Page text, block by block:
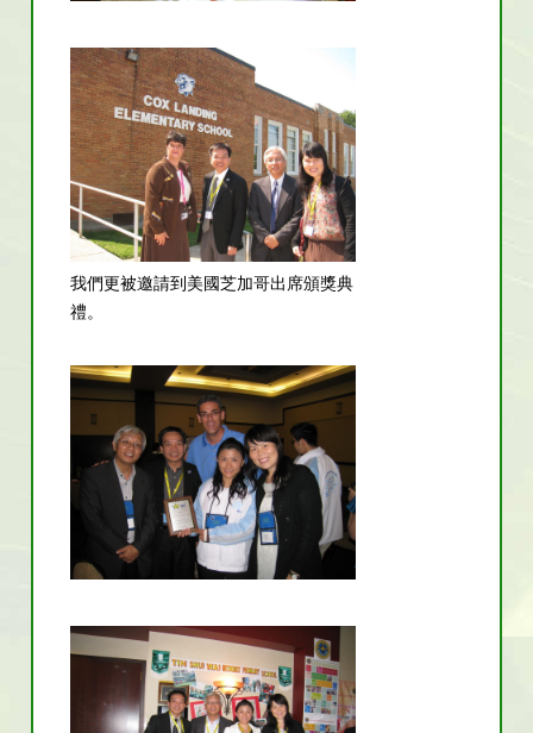
我們更被邀請到美國芝加哥出席頒獎典
禮。